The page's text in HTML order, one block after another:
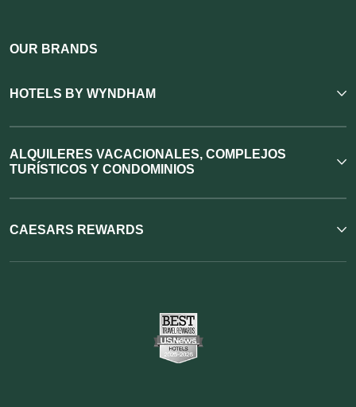
OUR BRANDS
HOTELS BY WYNDHAM
ALQUILERES VACACIONALES, COMPLEJOS
TURÍSTICOS Y CONDOMINIOS
CAESARS REWARDS